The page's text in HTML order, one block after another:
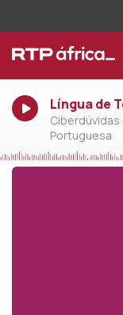
Língua de
Ciberdúvidas
Portuguesa